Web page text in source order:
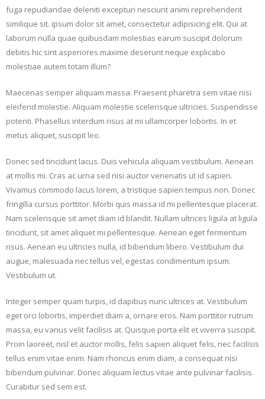
fuga repudiandae deleniti excepturi nesciunt animi reprehenderit
similique sit. ipsum dolor sit amet, consectetur adipisicing elit. Qui at
laborum nulla quae quibusdam molestias earum suscipit dolorum
debitis hic sint asperiores maxime deserunt neque explicabo
molestiae autem totam illum?
Maecenas semper aliquam massa. Praesent pharetra sem vitae nisi
eleifend molestie. Aliquam molestie scelerisque ultricies. Suspendisse
potenti. Phasellus interdum risus at mi ullamcorper lobortis. In et
metus aliquet, suscipit leo.
Donec sed tincidunt lacus. Duis vehicula aliquam vestibulum. Aenean
at mollis mi. Cras ac urna sed nisi auctor venenatis ut id sapien.
Vivamus commodo lacus lorem, a tristique sapien tempus non. Donec
fringilla cursus porttitor. Morbi quis massa id mi pellentesque placerat.
Nam scelerisque sit amet diam id blandit. Nullam ultrices ligula at ligula
tincidunt, sit amet aliquet mi pellentesque. Aenean eget fermentum
risus. Aenean eu ultricies nulla, id bibendum libero. Vestibulum dui
augue, malesuada nec tellus vel, egestas condimentum ipsum.
Vestibulum ut.
Integer semper quam turpis, id dapibus nunc ultrices at. Vestibulum
eget orci lobortis, imperdiet diam a, ornare eros. Nam porttitor rutrum
massa, eu varius velit facilisis at. Quisque porta elit et viverra suscipit.
Proin laoreet, nisl et auctor mollis, felis sapien aliquet felis, nec facilisis
tellus enim vitae enim. Nam rhoncus enim diam, a consequat nisi
bibendum pulvinar. Donec aliquam lectus vitae ante pulvinar facilisis.
Curabitur sed sem est.